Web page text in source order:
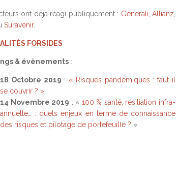
ont déjà réagi publiquement : Generali, Allianz,
Suravenir.
FORSIDES
& évènements :
18 Octobre 2019 : « Risques pandémiques : faut-il
se couvrir ? »
14 Novembre 2019 : « 100 % santé, résiliation infra-
annuelle… : quels enjeux en terme de connaissance
des risques et pilotage de portefeuille ? »